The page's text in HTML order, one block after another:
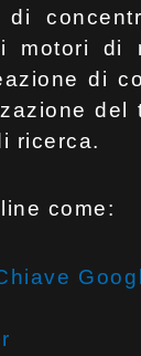
motori di
di
del
ricerca.
come: